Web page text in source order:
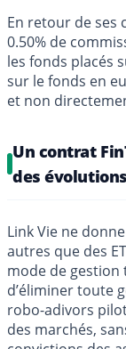
En retour de ses
0.50% de
les fonds placés
sur le fonds en
et non
Un contrat
des
Link Vie ne
autres que des
mode de
d’éliminer toute
robo-adivors
des marchés,